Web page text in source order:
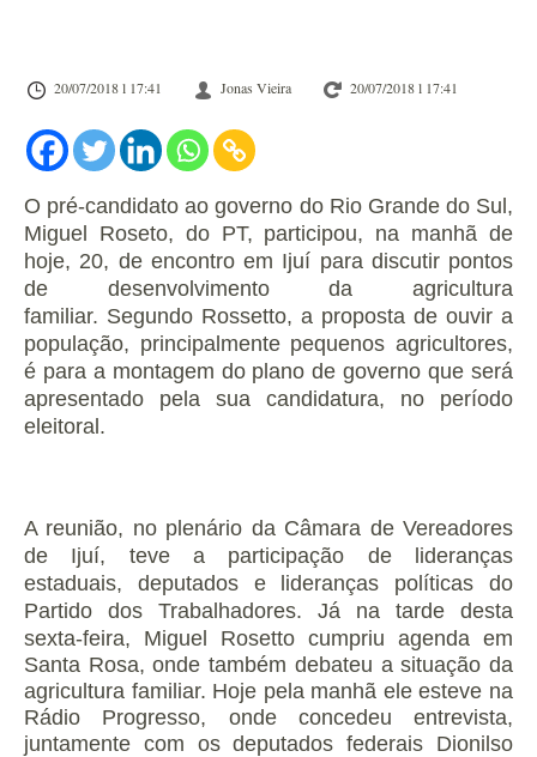
20/07/2018 l 17:41 Jonas Vieira 20/07/2018 l 17:41
O pré-candidato ao governo do Rio Grande do Sul,
Miguel Roseto, do PT, participou, na manhã de
hoje, 20, de encontro em Ijuí para discutir pontos
de desenvolvimento da agricultura
familiar. Segundo Rossetto, a proposta de ouvir a
população, principalmente pequenos agricultores,
é para a montagem do plano de governo que será
apresentado pela sua candidatura, no período
eleitoral.
A reunião, no plenário da Câmara de Vereadores
de Ijuí, teve a participação de lideranças
estaduais, deputados e lideranças políticas do
Partido dos Trabalhadores. Já na tarde desta
sexta-feira, Miguel Rosetto cumpriu agenda em
Santa Rosa, onde também debateu a situação da
agricultura familiar. Hoje pela manhã ele esteve na
Rádio Progresso, onde concedeu entrevista,
juntamente com os deputados federais Dionilso